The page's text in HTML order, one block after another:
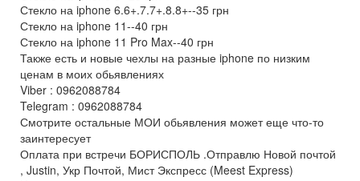
Стекло на iphone 6.6+.7.7+.8.8+--35 грн
Стекло на iphone 11--40 грн
Стекло на iphone 11 Pro Max--40 грн
Также есть и новые чехлы на разные iphone по низким
ценам в моих обьявлениях
Viber : 0962088784
Telegram : 0962088784
Смотрите остальные МОИ обьявления может еще что-то
заинтересует
Оплата при встречи БОРИСПОЛЬ .Отправлю Новой почтой
, Justin, Укр Почтой, Мист Экспресс (Meest Express)